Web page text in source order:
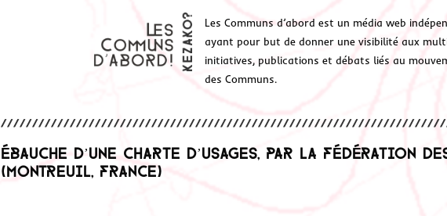
Les Communs d’abord est un média web
ayant pour but de donner une visibilité aux
initiatives, publications et débats liés au
des Communs.
Ébauche d’une charte d’usages, par la Fédération
(Montreuil, France)